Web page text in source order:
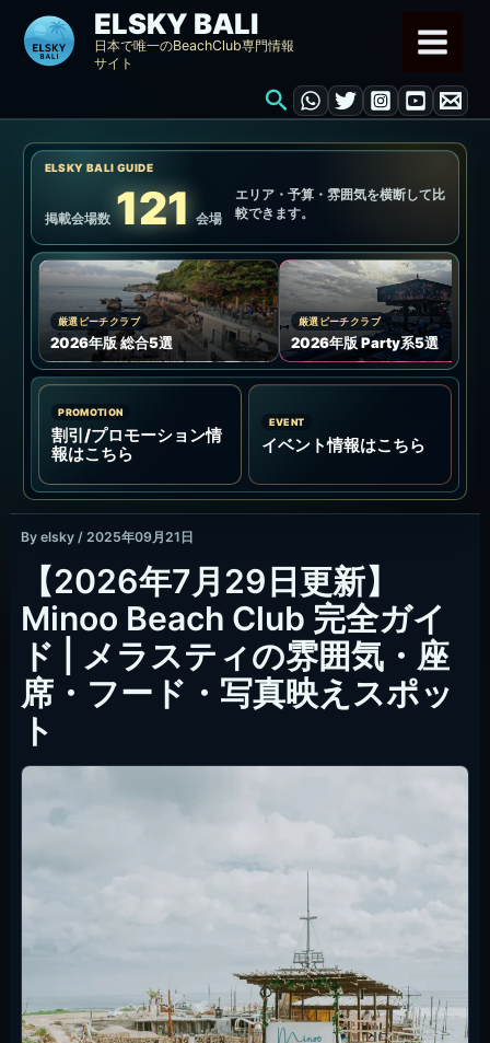
ELSKY BALI
日本で唯一のBeachClub専門情報
サイト
検
ELSKY BALI GUIDE
掲載会場数 121 会場
エリア・予算・雰囲気を横断して比
較できます。
厳選ビーチクラブ
2026年版 総合5選
厳選ビーチクラブ
2026年版 Party系5選
PROMOTION
割引/プロモーション情
報はこちら
EVENT
イベント情報はこちら
By elsky / 2025年09月21日
【2026年7月29日更新】
Minoo Beach Club 完全ガイ
ド | メラスティの雰囲気・座
席・フード・写真映えスポッ
ト